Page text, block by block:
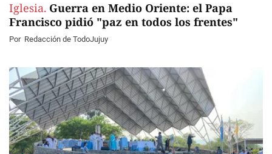
Iglesia. Guerra en Medio Oriente: el Papa
Francisco pidió "paz en todos los frentes"
Por Redacción de TodoJujuy